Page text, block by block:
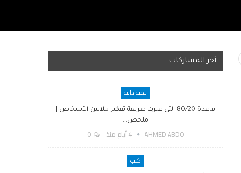
أخر المشاركات
تنمية ذاتية
قاعدة 80/20 التي غيرت طريقة تفكير ملايين الأشخاص |
ملخص…
AHMED ABDO 4 أيام منذ 0
كتب